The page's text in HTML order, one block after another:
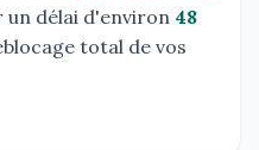
délai d'environ 48
total de vos